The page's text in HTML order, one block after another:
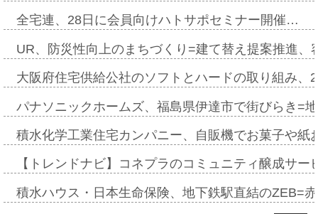
全宅連、28日に会員向けハトサポセミナー開催…
UR、防災性向上のまちづくり=建て替え提案推進
大阪府住宅供給公社のソフトとハードの取り組み
パナソニックホームズ、福島県伊達市で街びらき=
積水化学工業住宅カンパニー、自販機でお菓子や
【トレンドナビ】コネプラのコミュニティ醸成サ
積水ハウス・日本生命保険、地下鉄駅直結のZEB=